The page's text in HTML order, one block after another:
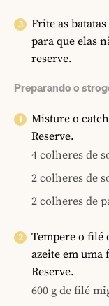
Frite as
para que elas
reserve.
Preparando o
Misture o
Reserve.
4 colheres de
2 colheres de
2 colheres de
Tempere o filé
azeite em
Reserve.
600 g de filé